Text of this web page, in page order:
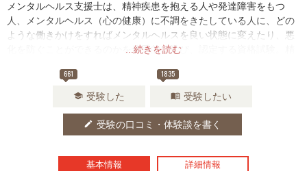
...続きを読む
メンタルヘルス支援士は、精神疾患を抱える人や発達障害をもつ
人、メンタルヘルス（心の健康）に不調をきたしている人に、どの
ような働きかけをすればメンタルヘルスを良い状態に変えたり、悪
化を防ぐことができるのかを体系的に学び、認定する資格試験。精
礎としたカウンセリング、日常的に活用できる心理学テクニックを
体得し、被支援者に適切な支援をすることが目的です。
661
school 受験した
1835
menu_book 受験したい
edit 受験の口コミ・体験談を書く
基本情報 詳細情報